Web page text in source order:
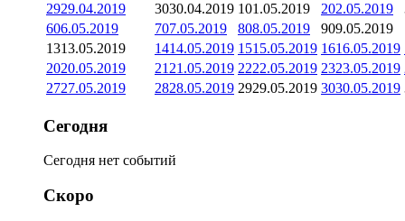
2929.04.2019 3030.04.2019 101.05.2019 202.05.2019
606.05.2019 707.05.2019 808.05.2019 909.05.2019
1313.05.2019 1414.05.2019 1515.05.2019 1616.05.2019
2020.05.2019 21 21.05.2019 2222.05.2019 2323.05.2019
2727.05.2019 2828.05.2019 2929.05.2019 3030.05.2019
Сегодня
Сегодня нет событий
Скоро